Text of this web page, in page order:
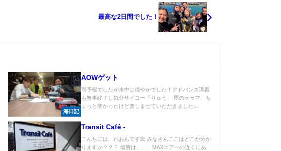
最高な2日間でした！
海日記
AOWゲット
雨予報でしたが水中は穏やかでした！アドバンス講習
も無事終了し気分サイコー「りゅう」 雨のケラマ、ち
ょっと寒かったけど楽しませていただきました...
Transit Café -
こんちには、れおんです🌺 みなさんここはどこか分か
りますか？？？ 場所は、、、MAXエアーの近くにあ